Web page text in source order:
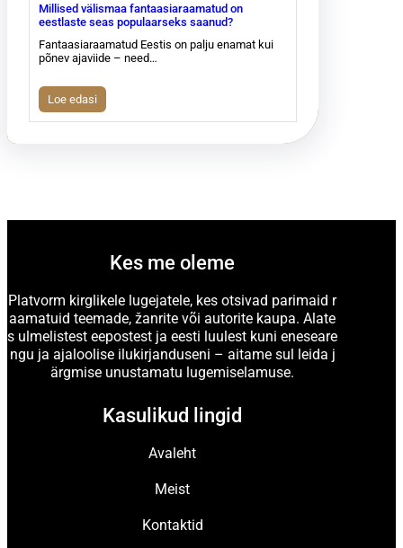
Millised välismaa fantaasiaraamatud on
eestlaste seas populaarseks saanud?
Fantaasiaraamatud Eestis on palju enamat kui
põnev ajaviide – need…
Loe edasi
Kes me oleme
Platvorm kirglikele lugejatele, kes otsivad parimaid r
aamatuid teemade, žanrite või autorite kaupa. Alate
s ulmelistest eepostest ja eesti luulest kuni eneseare
ngu ja ajaloolise ilukirjanduseni – aitame sul leida j
ärgmise unustamatu lugemiselamuse.
Kasulikud lingid
Avaleht
Meist
Kontaktid